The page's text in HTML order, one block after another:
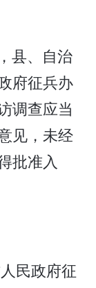
县、自治
府征兵办
调查应当
见，未经
批准入
民政府征